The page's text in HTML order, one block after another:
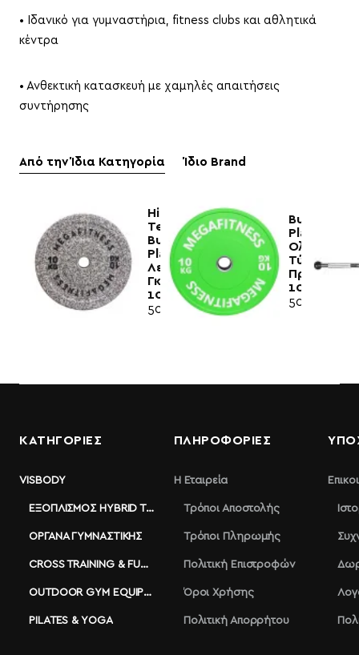
• Ιδανικό για γυμναστήρια, fitness clubs και αθλητικά
κέντρα
• Ανθεκτική κατασκευή με χαμηλές απαιτήσεις
συντήρησης
Από την Ίδια Κατηγορία Ίδιο Brand
Hi
Temp
Bumper
Plate
Λευκό-
Γκρί
10kg|Megafitness
50,00€
Bumper
Plate
Τύπου
Πράσινο
50,50€
ΚΑΤΗΓΟΡΙΕΣ
VISBODY
ΕΞΟΠΛΙΣΜΌΣ HYBRID TRAINING
ΌΡΓΑΝΑ ΓΥΜΝΑΣΤΙΚΉΣ
CROSS TRAINING & FUNCTIONAL
OUTDOOR GYM EQUIPMENT
PILATES & YOGA
ΠΛΗΡΟΦΟΡΊΕΣ
Η Εταιρεία
Τρόποι Αποστολής
Τρόποι Πληρωμής
Πολιτική Επιστροφών
Όροι Χρήσης
Πολιτική Απορρήτου